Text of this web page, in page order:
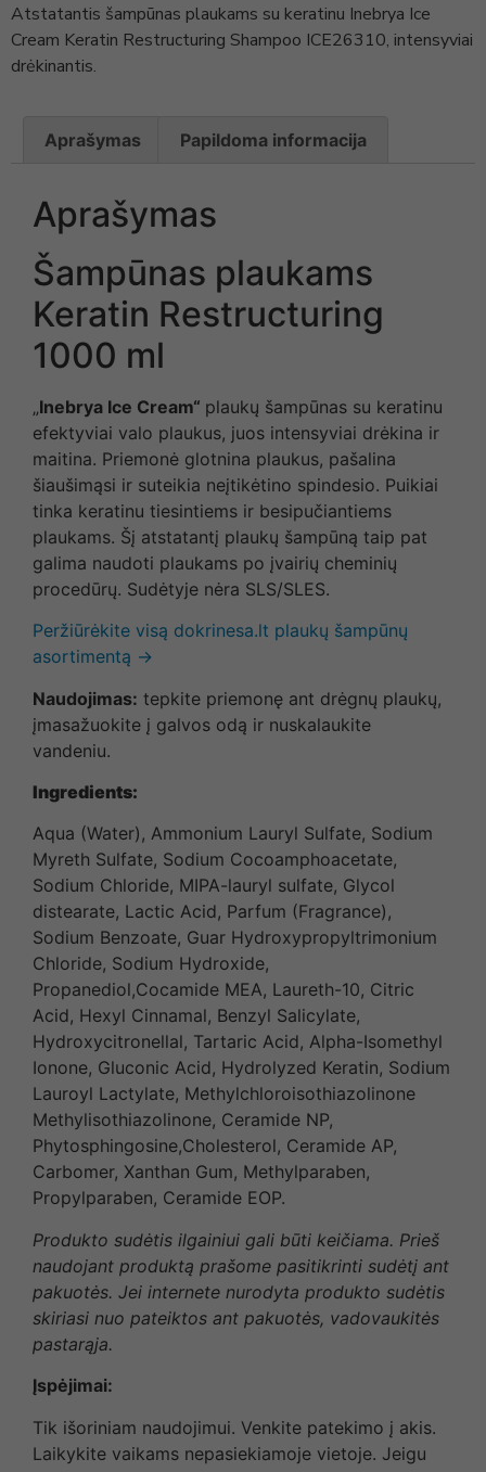
Atstatantis šampūnas plaukams su keratinu Inebrya Ice
Cream Keratin Restructuring Shampoo ICE26310, intensyviai
drėkinantis.
Aprašymas Papildoma informacija
Aprašymas
Šampūnas plaukams
Keratin Restructuring
1000 ml
„Inebrya Ice Cream“ plaukų šampūnas su keratinu
efektyviai valo plaukus, juos intensyviai drėkina ir
maitina. Priemonė glotnina plaukus, pašalina
šiaušimąsi ir suteikia neįtikėtino spindesio. Puikiai
tinka keratinu tiesintiems ir besipučiantiems
plaukams. Šį atstatantį plaukų šampūną taip pat
galima naudoti plaukams po įvairių cheminių
procedūrų. Sudėtyje nėra SLS/SLES.
Peržiūrėkite visą dokrinesa.lt plaukų šampūnų
asortimentą →
Naudojimas: tepkite priemonę ant drėgnų plaukų,
įmasažuokite į galvos odą ir nuskalaukite
vandeniu.
Ingredients:
Aqua (Water), Ammonium Lauryl Sulfate, Sodium
Myreth Sulfate, Sodium Cocoamphoacetate,
Sodium Chloride, MIPA-lauryl sulfate, Glycol
distearate, Lactic Acid, Parfum (Fragrance),
Sodium Benzoate, Guar Hydroxypropyltrimonium
Chloride, Sodium Hydroxide,
Propanediol,Cocamide MEA, Laureth-10, Citric
Acid, Hexyl Cinnamal, Benzyl Salicylate,
Hydroxycitronellal, Tartaric Acid, Alpha-Isomethyl
Ionone, Gluconic Acid, Hydrolyzed Keratin, Sodium
Lauroyl Lactylate, Methylchloroisothiazolinone
Methylisothiazolinone, Ceramide NP,
Phytosphingosine,Cholesterol, Ceramide AP,
Carbomer, Xanthan Gum, Methylparaben,
Propylparaben, Ceramide EOP.
Produkto sudėtis ilgainiui gali būti keičiama. Prieš
naudojant produktą prašome pasitikrinti sudėtį ant
pakuotės. Jei internete nurodyta produkto sudėtis
skiriasi nuo pateiktos ant pakuotės, vadovaukitės
pastarąja.
Įspėjimai:
Tik išoriniam naudojimui. Venkite patekimo į akis.
Laikykite vaikams nepasiekiamoje vietoje. Jeigu